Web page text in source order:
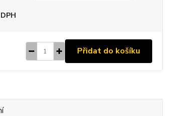
Přidat do košíku